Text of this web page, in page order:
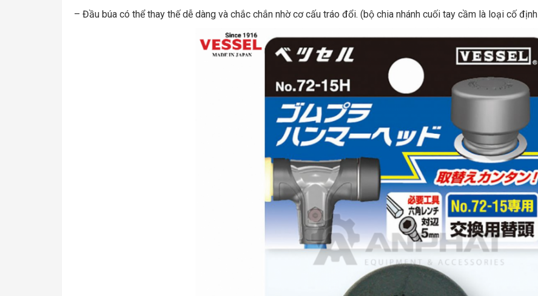
– Đầu búa có thể thay thế dễ dàng và chắc chắn nhờ cơ cấu tráo đổi. (bộ chia nhánh cuối tay cầm là loại cố định